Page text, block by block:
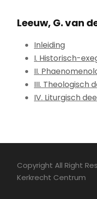
Leeuw, G. van
Inleiding
I. Historisch-
II.
III. Theologisch
IV. Liturgisch
Copyright All Right
Kerkrecht Centrum